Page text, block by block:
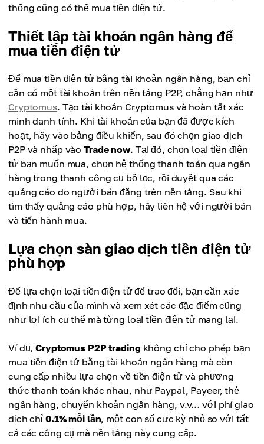
thống cũng có thể mua tiền điện tử.
Thiết lập tài khoản ngân hàng để
mua tiền điện tử
Để mua tiền điện tử bằng tài khoản ngân hàng, bạn chỉ
cần có một tài khoản trên nền tảng P2P, chẳng hạn như
Cryptomus. Tạo tài khoản Cryptomus và hoàn tất xác
minh danh tính. Khi tài khoản của bạn đã được kích
hoạt, hãy vào bảng điều khiển, sau đó chọn giao dịch
P2P và nhấp vàoTrade now. Tại đó, chọn loại tiền điện
tử bạn muốn mua, chọn hệ thống thanh toán qua ngân
hàng trong thanh công cụ bộ lọc, rồi duyệt qua các
quảng cáo do người bán đăng trên nền tảng. Sau khi
tìm thấy quảng cáo phù hợp, hãy liên hệ với người bán
và tiến hành mua.
Lựa chọn sàn giao dịch tiền điện tử
phù hợp
Để lựa chọn loại tiền điện tử để trao đổi, bạn cần xác
định nhu cầu của mình và xem xét các đặc điểm cũng
như lợi ích cụ thể mà từng loại tiền điện tử mang lại.
Ví dụ,Cryptomus P2P trading không chỉ cho phép bạn
mua tiền điện tử bằng tài khoản ngân hàng mà còn
cung cấp nhiều lựa chọn về tiền điện tử và phương
thức thanh toán khác nhau, như Paypal, Payeer, thẻ
ngân hàng, chuyển khoản ngân hàng, v.v… với phí giao
dịch chỉ 0.1% mỗi lần, một con số cực kỳ nhỏ so với tất
cả các công cụ mà nền tảng này cung cấp.